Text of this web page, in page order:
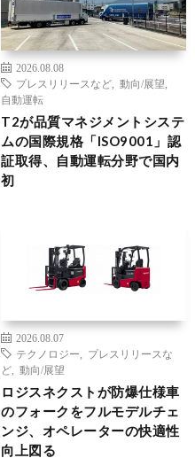
2026.08.08
プレスリリースなど
動向/展望
自動運転
T2が品質マネジメントシステ
ムの国際規格「ISO9001」認
証取得、自動運転分野で国内
初
2026.08.07
テクノロジー
プレスリリースな
ど
動向/展望
ロジスネクストが防爆仕様車
のフォークをフルモデルチェ
ンジ、オペレーターの快適性
向上図る